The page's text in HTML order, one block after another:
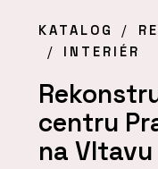
KATALOG
INTERIÉR
centru
na Vltavu